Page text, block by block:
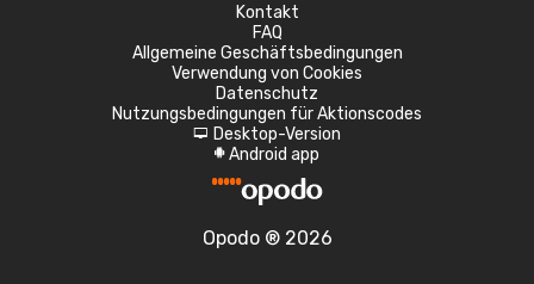
Kontakt
FAQ
Allgemeine Geschäftsbedingungen
Verwendung von Cookies
Datenschutz
Nutzungsbedingungen für Aktionscodes
d Desktop-Version
A Android app
Opodo ® 2026